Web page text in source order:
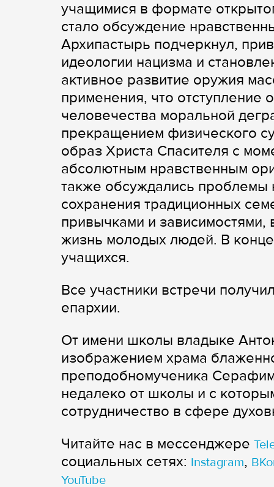
учащимися в формате
стало обсуждение
Архипастырь подчеркнул,
идеологии нацизма и
активное развитие оружия
применения, что отступление
человечества моральной
прекращением физического
образ Христа Спасителя с
абсолютным нравственным
также обсуждались
сохранения традиционных
привычками и
жизнь молодых людей. В
учащихся.
Все участники встречи
епархии.
От имени школы владыке
изображением храма
преподобномученика
недалеко от школы и с
сотрудничество в сфере
Читайте нас в мессенджере
cоциальных сетях: Instagram,
YouTube